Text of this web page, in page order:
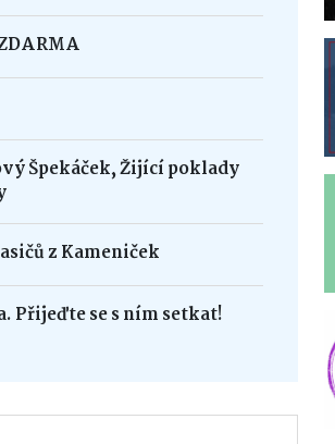
Špekáček, Žijící poklady
z Kameniček
Přijeďte se s ním setkat!